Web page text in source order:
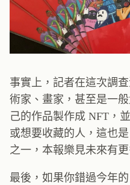
事實上，記者在這次調
術家、畫家，甚至是一
己的作品製作成 NFT，
或想要收藏的人，這也
之一，本報樂見未來有更
最後，如果你錯過今年